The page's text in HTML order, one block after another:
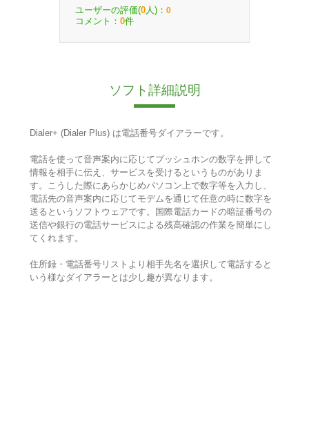
ユーザーの評価(0 人)： 0
コメント： 0件
ソフト詳細説明
Dialer+ (Dialer Plus) は電話番号ダイアラーです。
電話を使って音声案内に応じてプッシュホンの数字を押して
情報を相手に伝え、サービスを受けるというものがありま
す。こうした際にあらかじめパソコン上で数字等を入力し、
電話先の音声案内に応じてモデムを通じて任意の時に数字を
送るというソフトウェアです。国際電話カードの暗証番号の
送信や銀行の電話サービスによる残高確認の作業を簡単にし
てくれます。
住所録・電話番号リストより相手先名を選択して電話すると
いう様なダイアラーとは少し趣が異なります。